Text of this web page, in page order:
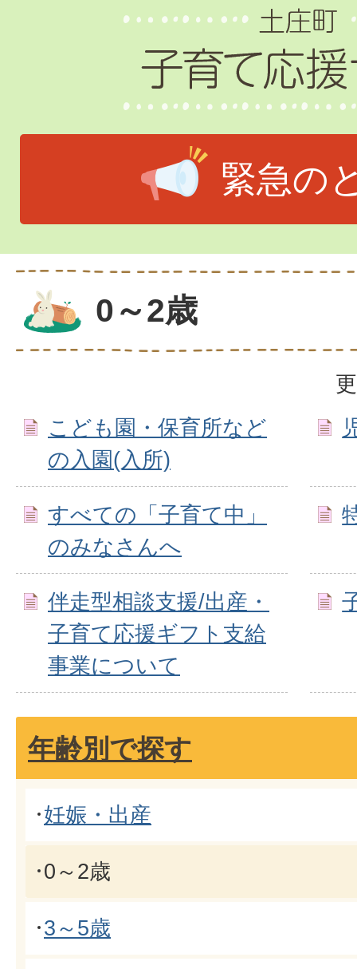
緊急の
0～2歳
こども園・保育所など
の入園(入所)
すべての「子育て中」
のみなさんへ
伴走型相談支援/出産・
子育て応援ギフト支給
事業について
年齢別で探す
妊娠・出産
0～2歳
3～5歳